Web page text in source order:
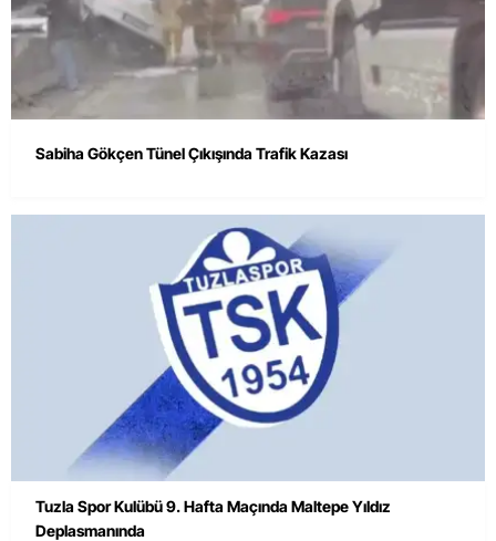
Sabiha Gökçen Tünel Çıkışında Trafik Kazası
Tuzla Spor Kulübü 9. Hafta Maçında Maltepe Yıldız
Deplasmanında